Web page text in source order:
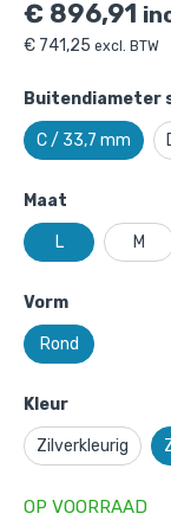
€ 896,91
€ 741,25 excl. BTW
Buitendiameter
C / 33,7 mm
Maat
L M
Vorm
Rond
Kleur
Zilverkleurig
OP VOORRAAD
Bed